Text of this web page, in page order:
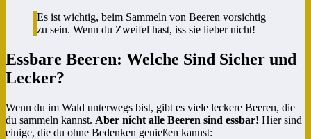
Es ist wichtig, beim Sammeln von Beeren vorsichtig
zu sein. Wenn du Zweifel hast, iss sie lieber nicht!
Essbare Beeren: Welche Sind Sicher und
Lecker?
Wenn du im Wald unterwegs bist, gibt es viele leckere Beeren, die
du sammeln kannst. Aber nicht alle Beeren sind essbar! Hier sind
einige, die du ohne Bedenken genießen kannst: